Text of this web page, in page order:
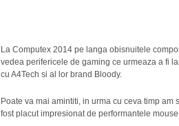
La Computex 2014 pe langa obisnuitele
vedea perifericele de gaming ce urmeaza a fi
cu A4Tech si al lor brand Bloody.
Poate va mai amintiti, in urma cu ceva timp am
fost placut impresionat de performantele